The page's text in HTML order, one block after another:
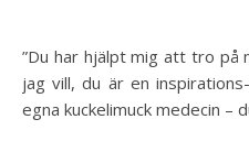
”Du har hjälpt mig att tro på mig själv, att jag klarar av det
jag vill, du är en
egna kuckelimuck medecin –